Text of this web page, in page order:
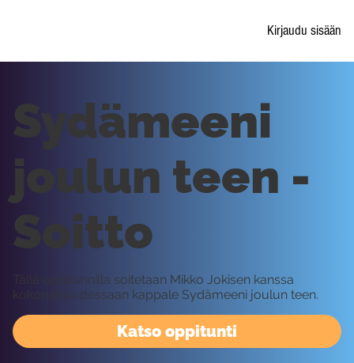
Kirjaudu sisään
Katso oppitunti
Sydämeeni
joulun teen -
Soitto
Tällä oppitunnilla soitetaan Mikko Jokisen kanssa
kokonaisuudessaan kappale Sydämeeni joulun teen.